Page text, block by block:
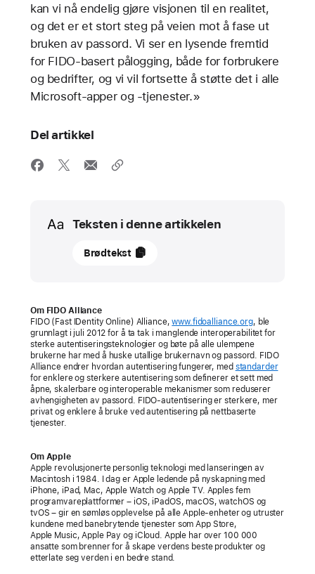
kan vi nå endelig gjøre visjonen til en realitet,
og det er et stort steg på veien mot å fase ut
bruken av passord. Vi ser en lysende fremtid
for FIDO-basert pålogging, både for forbrukere
og bedrifter, og vi vil fortsette å støtte det i alle
Microsoft-apper og -tjenester.»
Del artikkel
Teksten i denne artikkelen
mai
Apple,
Google
og
Microsoft
forplikter
seg
utvide
støtten
til
FIDO-
standarden
for
å
Brødtekst
Om FIDO Alliance
FIDO (Fast IDentity Online) Alliance,www.fidoalliance.org, ble
grunnlagt i juli 2012 for å ta tak i manglende interoperabilitet for
sterke autentiseringsteknologier og bøte på alle ulempene
brukerne har med å huske utallige brukernavn og passord. FIDO
Alliance endrer hvordan autentisering fungerer, med standarder
for enklere og sterkere autentisering som definerer et sett med
åpne, skalerbare og interoperable mekanismer som reduserer
avhengigheten av passord. FIDO-autentisering er sterkere, mer
privat og enklere å bruke ved autentisering på nettbaserte
tjenester.
Om Apple
Apple revolusjonerte personlig teknologi med lanseringen av
Macintosh i 1984. I dag er Apple ledende på nyskapning med
iPhone, iPad, Mac, Apple Watch og Apple TV. Apples fem
programvareplattformer – iOS, iPadOS, macOS, watchOS og
tvOS – gir en sømløs opplevelse på alle Apple-enheter og utruster
kundene med banebrytende tjenester som App Store,
Apple Music, Apple Pay og iCloud. Apple har over 100 000
ansatte som brenner for å skape verdens beste produkter og
etterlate seg verden i en bedre stand.